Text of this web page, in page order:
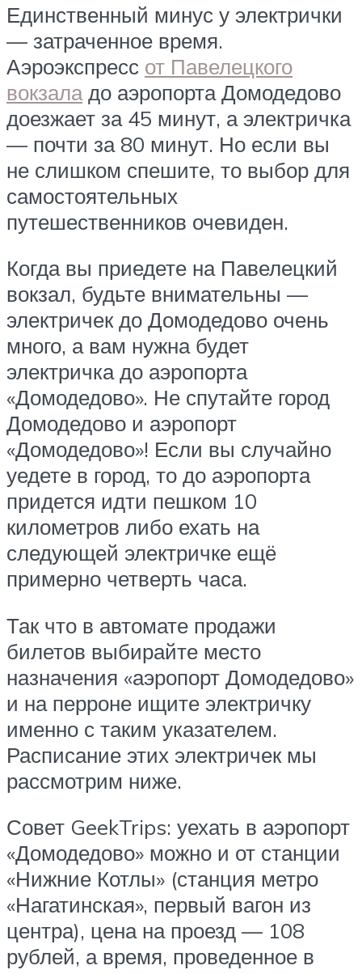
Единственный минус у электрички
— затраченное время.
Аэроэкспресс от Павелецкого
вокзаладо аэропорта Домодедово
доезжает за 45 минут, а электричка
— почти за 80 минут. Но если вы
не слишком спешите, то выбор для
самостоятельных
путешественников очевиден.
Когда вы приедете на Павелецкий
вокзал, будьте внимательны —
электричек до Домодедово очень
много, а вам нужна будет
электричка до аэропорта
«Домодедово». Не спутайте город
Домодедово и аэропорт
«Домодедово»! Если вы случайно
уедете в город, то до аэропорта
придется идти пешком 10
километров либо ехать на
следующей электричке ещё
примерно четверть часа.
Так что в автомате продажи
билетов выбирайте место
назначения «аэропорт Домодедово»
и на перроне ищите электричку
именно с таким указателем.
Расписание этих электричек мы
рассмотрим ниже.
Совет GeekTrips: уехать в аэропорт
«Домодедово» можно и от станции
«Нижние Котлы» (станция метро
«Нагатинская», первый вагон из
центра), цена на проезд — 108
рублей, а время, проведенное в